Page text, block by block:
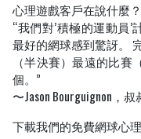
心理遊戲客戶在說什麼？
“我們對’積極的運動員
最好的網球感到驚訝。
（半決賽）最遠的比
個。”
〜Jason Bourguignon，叔
下載我們的免費網球心